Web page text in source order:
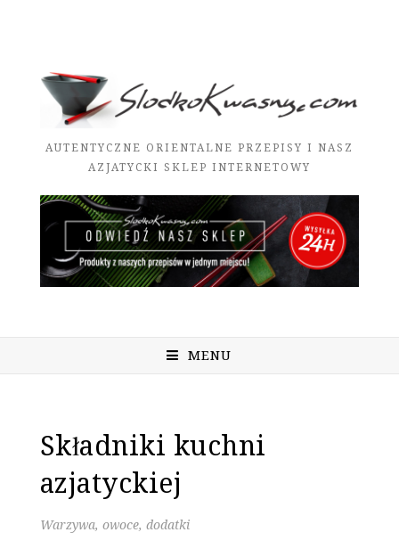
AUTENTYCZNE ORIENTALNE PRZEPISY I NASZ
AZJATYCKI SKLEP INTERNETOWY
MENU
Składniki kuchni
azjatyckiej
Warzywa, owoce, dodatki